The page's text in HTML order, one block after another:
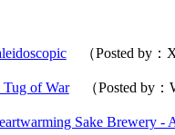
（Posted by：
of War（Posted by：
Sake Brewery -